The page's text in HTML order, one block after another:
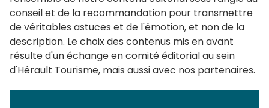
conseil et de la recommandation pour transmettre
de véritables astuces et de l'émotion, et non de la
description. Le choix des contenus mis en avant
résulte d'un échange en comité éditorial au sein
d'Hérault Tourisme, mais aussi avec nos partenaires.